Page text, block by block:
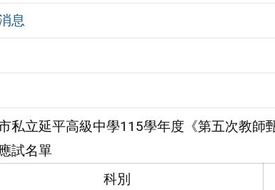
息
私立延平高級中學115學年度《第五次教師
試名單
科別